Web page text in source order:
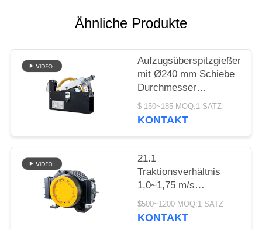
SITEMAP
PRIVACY
POLICY
Ähnliche Produkte
Aufzugsüberspitzgießer
mit Ø240 mm Schiebe
Durchmesser
1000~2000N
Seilziehkraft und
$ 150~185 MOQ:1 SATZ
KONTAKT
21.1
Traktionsverhältnis
1,0~1,75 m/s
Geschwindigkeit
Kompaktes Bauwerk
$500~1200 MOQ:1 SATZ
KONTAKT